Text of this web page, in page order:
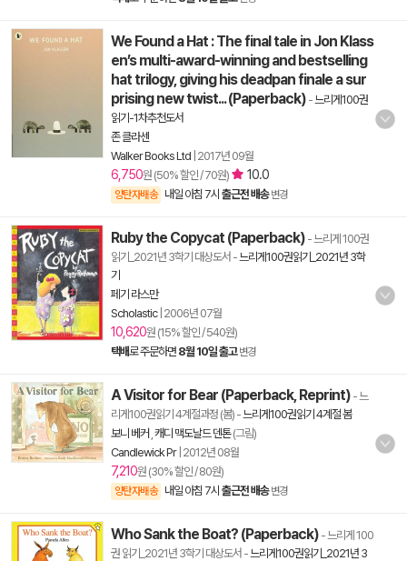
We Found a Hat : The final tale in Jon Klass
en’s multi-award-winning and bestselling
hat trilogy, giving his deadpan finale a sur
prising new twist... (Paperback) -느리게100권
읽기-1차추천도서
존 클라센
Walker Books Ltd 2017년 09월
6,750원 (50% 할인 / 70원) 10.0
양탄자배송 내일 아침 7시 출근전 배송 변경
Ruby the Copycat (Paperback) - 느리게 100권
읽기_2021년 3학기 대상도서 -느리게100권읽기_2021년 3학
기
페기 라스만
Scholastic| 2006년 07월
10,620원 (15% 할인 / 540원)
택배로 주문하면 8월 10일 출고 변경
A Visitor for Bear (Paperback, Reprint) - 느
리게100권읽기 4계절과정 (봄) -느리게100권읽기 4계절 봄
보니 베커 캐디 맥도날드 덴톤(그림)
Candlewick Pr| 2012년 08월
7,210원 (30% 할인 / 80원)
양탄자배송 내일 아침 7시 출근전 배송 변경
Who Sank the Boat? (Paperback) - 느리게 100
권 읽기_2021년 3학기 대상도서 -느리게100권읽기_2021년 3